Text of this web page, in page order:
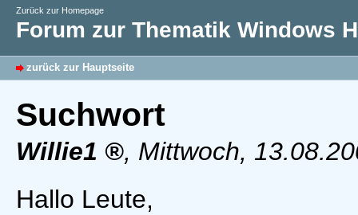
Zurück zur Homepage
Forum zur Thematik Windows
zurück zur Hauptseite
Suchwort
Willie1 , Mittwoch,
Hallo Leute,